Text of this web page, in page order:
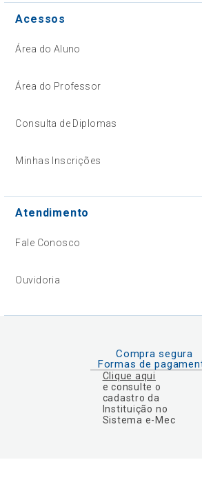
Acessos
Área do Aluno
Área do Professor
Consulta de Diplomas
Minhas Inscrições
Atendimento
Fale Conosco
Ouvidoria
Compra segura
Formas de
Clique aqui
e consulte o
cadastro da
Instituição no
Sistema e-Mec